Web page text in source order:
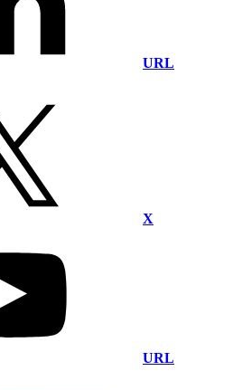
URL
X
URL